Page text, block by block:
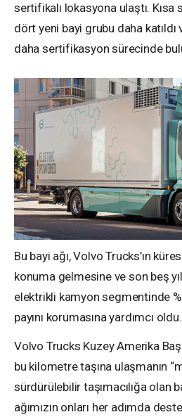
sertifikalı lokasyona ulaştı.
dört yeni bayi grubu daha katıldı
daha sertifikasyon sürecinde
Bu bayi ağı, Volvo Trucks’ın
konuma gelmesine ve son beş
elektrikli kamyon segmentinde
payını korumasına yardımcı oldu.
Volvo Trucks Kuzey Amerika
bu kilometre taşına ulaşmanın
sürdürülebilir taşımacılığa olan
ağımızın onları her adımda